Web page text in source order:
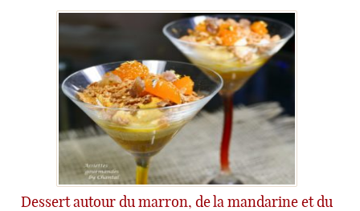
Dessert autour du marron, de la mandarine et du